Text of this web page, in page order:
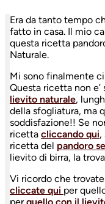
Era da tanto tempo
fatto in casa. Il mio
questa ricetta
Naturale.
Mi sono finalmente
Questa ricetta non e’
lievito naturale,
della sfogliatura, ma
soddisfazione!! Se
ricetta cliccando qui,
ricetta del pandoro
lievito di birra, la
Vi ricordo che
cliccate qui per